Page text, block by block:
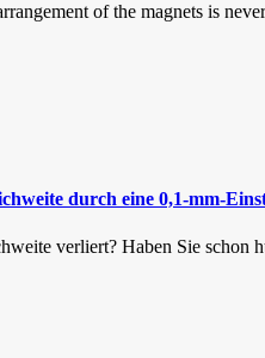
of the magnets is
durch eine 0,1-mm-
verliert? Haben Sie schon